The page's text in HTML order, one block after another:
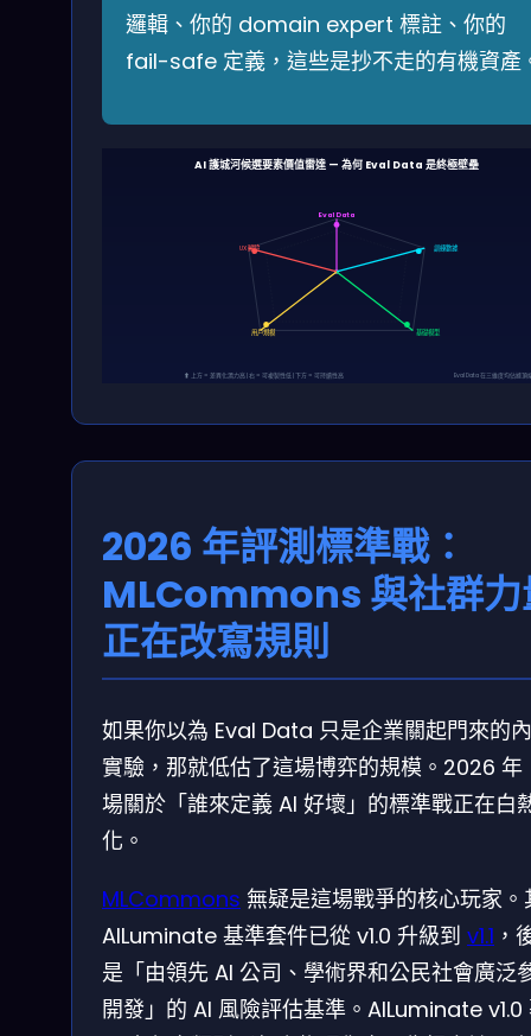
邏輯、你的 domain expert 標註、你的
fail-safe 定義，這些是抄不走的有機資產
AI 護城河候選要素價值雷達 — 為何 Eval Data 是終極壁壘
Eval Data
訓練數據
基礎模型
用戶規模
UX 體驗
⬆ 上方 = 差異化潛力高 | 右 = 可複製性低 | 下方 = 可持續性高 Eval Data 在三維度均佔據頂
2026 年評測標準戰：
MLCommons 與社群力
正在改寫規則
如果你以為 Eval Data 只是企業關起門來的
實驗，那就低估了這場博弈的規模。2026 年
場關於「誰來定義 AI 好壞」的標準戰正在白
化。
MLCommons 無疑是這場戰爭的核心玩家。
AILuminate 基準套件已從 v1.0 升級到 v1.1 ，
是「由領先 AI 公司、學術界和公民社會廣泛
開發」的 AI 風險評估基準。AILuminate v1.0